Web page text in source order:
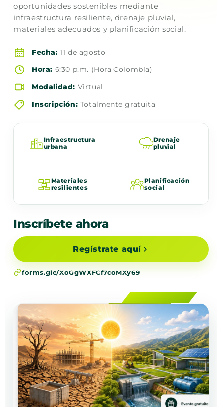
oportunidades sostenibles mediante
infraestructura resiliente, drenaje pluvial,
materiales adecuados y planificación social.
Fecha: 11 de agosto
Hora: 6:30 p.m. (Hora Colombia)
Modalidad: Virtual
Inscripción: Totalmente gratuita
Infraestructura
urbana
Drenaje
pluvial
Materiales
resilientes
Planificación
social
Inscríbete ahora
Regístrate aquí
forms.gle/XoGgWXFCf7coMXy69